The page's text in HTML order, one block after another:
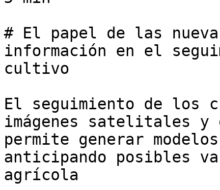
# El papel de las
información en el
cultivo
El seguimiento de los
imágenes satelitales y
permite generar
anticipando posibles
agrícola